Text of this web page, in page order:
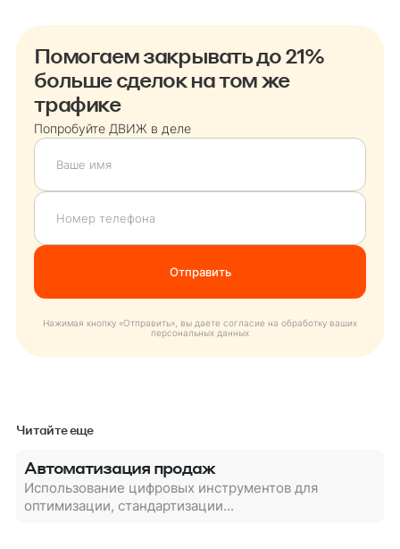
Помогаем закрывать до 21%
больше сделок на том же
трафике
Попробуйте ДВИЖ в деле
Нажимая кнопку «Отправить», вы даете согласие на обработку ваших
персональных данных
Читайте еще
Автоматизация продаж
Использование цифровых инструментов для
оптимизации, стандартизации...